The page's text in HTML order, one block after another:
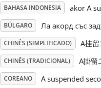
Português
Русский
Svenska
BAHASA INDONESIA akor A
BÚLGARO Ла акорд със
CHINÊS (SIMPLIFICADO) A挂
CHINÊS (TRADICIONAL) A掛留
COREANO A suspended